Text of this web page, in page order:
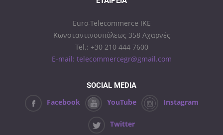
Euro-Telecommerce IKE
Κωνσταντινουπόλεως 358 Αχαρνές
Tel.: +30 210 444 7600
E-mail: telecommercegr@gmail.com
SOCIAL MEDIA
Facebook YouTube Instagram
Twitter